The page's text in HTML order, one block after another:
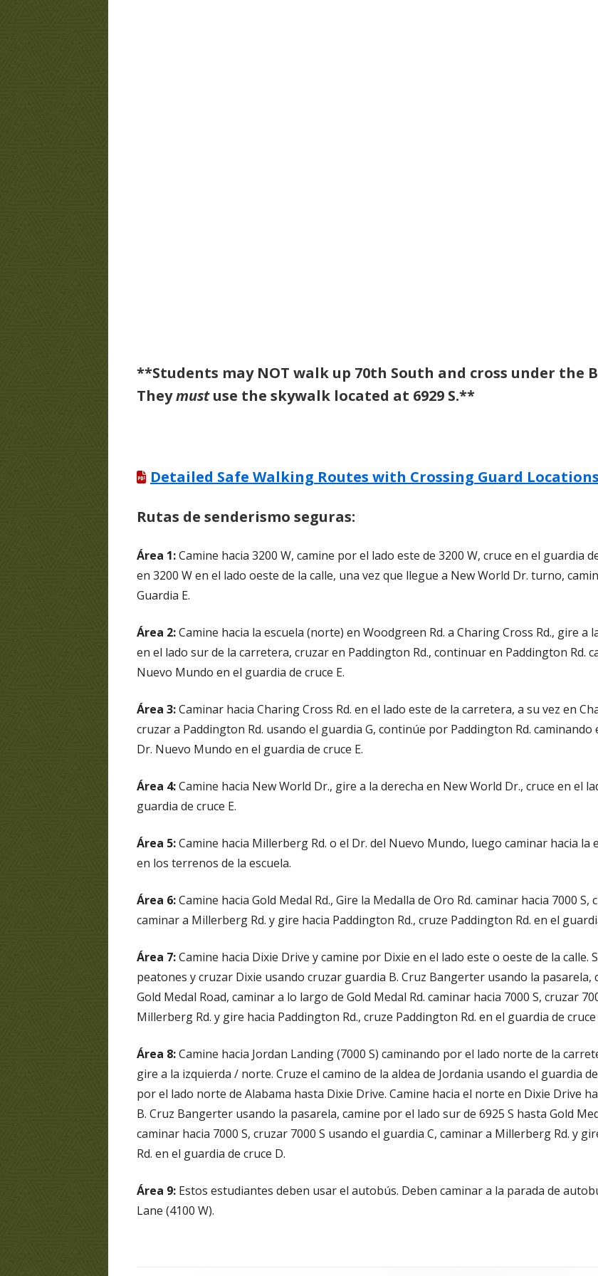
**Students may NOT walk up 70th South and cross under the
Theymustuse the skywalk located at 6929 S.**
Detailed Safe Walking Routes with Crossing Guard
Rutas de senderismo seguras:
Área 1:Camine hacia 3200 W, camine por el lado este de 3200 W, cruce en el guardia
en 3200 W en el lado oeste de la calle, una vez que llegue a New World Dr. turno,
Guardia E.
Área 2:Camine hacia la escuela (norte) en Woodgreen Rd. a Charing Cross Rd., gire a
en el lado sur de la carretera, cruzar en Paddington Rd., continuar en Paddington Rd.
Nuevo Mundo en el guardia de cruce E.
Área 3:Caminar hacia Charing Cross Rd. en el lado este de la carretera, a su vez en
cruzar a Paddington Rd. usando el guardia G, continúe por Paddington Rd.
Dr. Nuevo Mundo en el guardia de cruce E.
Área 4:Camine hacia New World Dr., gire a la derecha en New World Dr., cruce en el
guardia de cruce E.
Área 5:Camine hacia Millerberg Rd. o el Dr. del Nuevo Mundo, luego caminar hacia
en los terrenos de la escuela.
Área 6:Camine hacia Gold Medal Rd., Gire la Medalla de Oro Rd. caminar hacia 7000
caminar a Millerberg Rd. y gire hacia Paddington Rd., cruze Paddington Rd. en el
Área 7:Camine hacia Dixie Drive y camine por Dixie en el lado este o oeste de la calle.
peatones y cruzar Dixie usando cruzar guardia B. Cruz Bangerter usando la pasarela,
Gold Medal Road, caminar a lo largo de Gold Medal Rd. caminar hacia 7000 S, cruzar
Millerberg Rd. y gire hacia Paddington Rd., cruze Paddington Rd. en el guardia de cruce
Área 8:Camine hacia Jordan Landing (7000 S) caminando por el lado norte de la
gire a la izquierda / norte. Cruze el camino de la aldea de Jordania usando el guardia
por el lado norte de Alabama hasta Dixie Drive. Camine hacia el norte en Dixie Drive
B. Cruz Bangerter usando la pasarela, camine por el lado sur de 6925 S hasta Gold
caminar hacia 7000 S, cruzar 7000 S usando el guardia C, caminar a Millerberg Rd. y
Rd. en el guardia de cruce D.
Área 9: Estos estudiantes deben usar el autobús. Deben caminar a la parada de
Lane (4100 W).